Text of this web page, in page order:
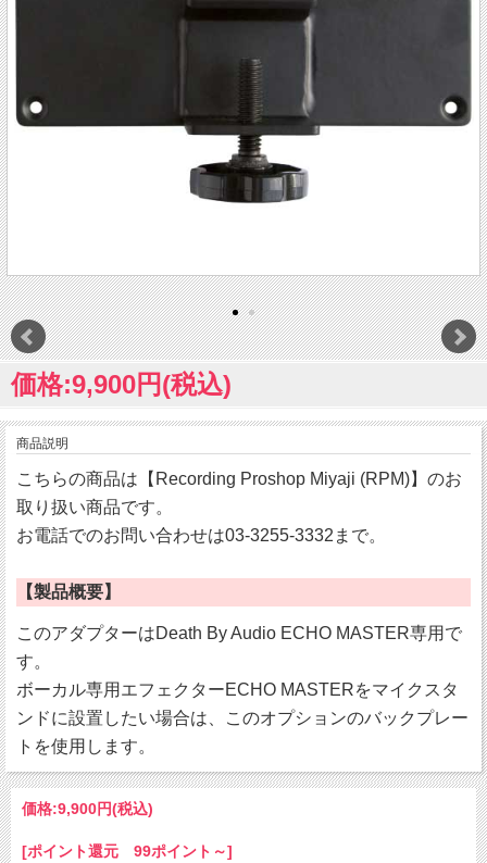
価格:9,900円(税込)
商品説明
こちらの商品は【Recording Proshop Miyaji (RPM)】のお
取り扱い商品です。
お電話でのお問い合わせは03-3255-3332まで。
【製品概要】
このアダプターはDeath By Audio ECHO MASTER専用で
す。
ボーカル専用エフェクターECHO MASTERをマイクスタ
ンドに設置したい場合は、このオプションのバックプレー
トを使用します。
価格:9,900円(税込)
[ポイント還元 99ポイント～]